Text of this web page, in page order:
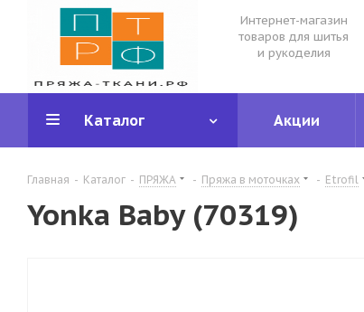
Интернет-магазин
товаров для шитья
и рукоделия
Каталог Акции
Главная - Каталог - ПРЯЖА - Пряжа в моточках - Etrofil
Yonka Baby (70319)